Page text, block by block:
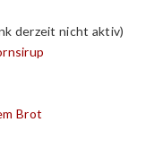
derzeit nicht aktiv)
Brot